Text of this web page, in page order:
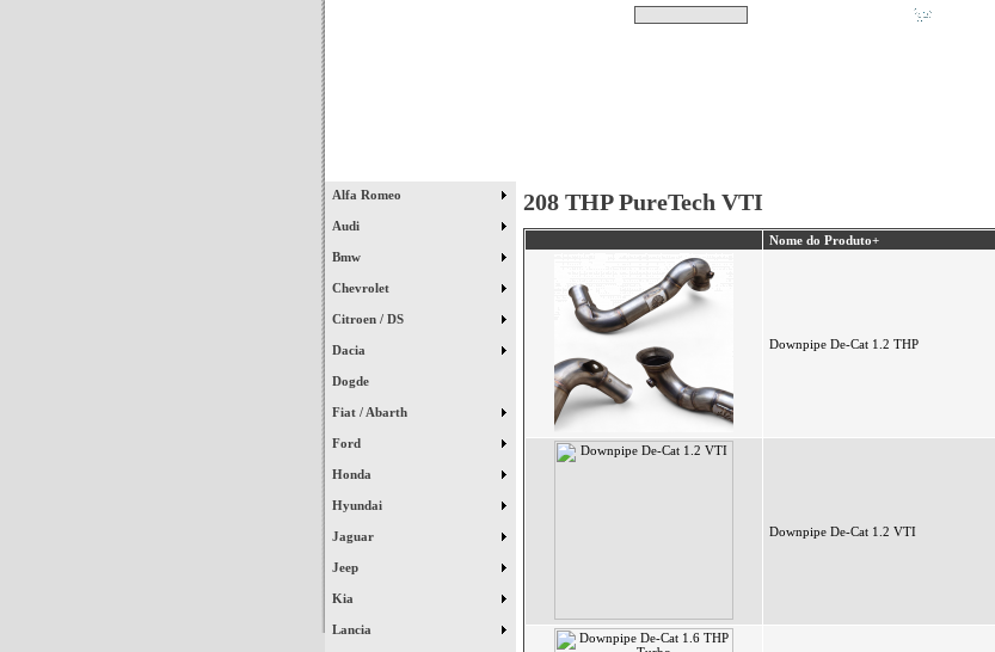
Alfa Romeo
Audi
Bmw
Chevrolet
Citroen / DS
Dacia
Dogde
Fiat / Abarth
Ford
Honda
Hyundai
Jaguar
Jeep
Kia
Lancia
208 THP PureTech VTI
Nome do Produto+
Downpipe De-Cat 1.2 THP
Downpipe De-Cat 1.2 VTI